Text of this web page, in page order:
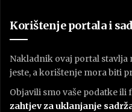
Korištenje portala i
Nakladnik ovaj portal
jeste, a korištenje mora biti
Objavili smo vaše podatke
zahtjev za uklanjanje